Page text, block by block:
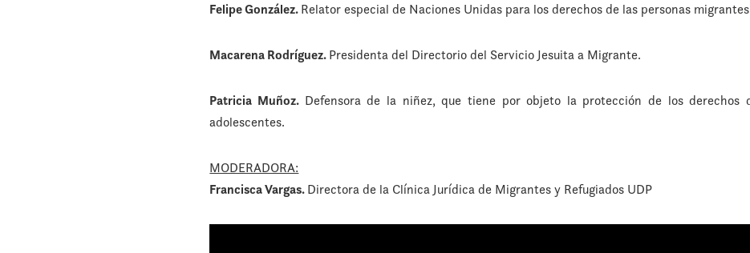
Felipe González.Relator especial de Naciones Unidas para los derechos de las personas
Macarena Rodríguez.Presidenta del Directorio del Servicio Jesuita a Migrante.
Patricia Muñoz. Defensora de la niñez, que tiene por objeto la protección de los derechos
adolescentes.
MODERADORA:
Francisca Vargas.Directora de la Clínica Jurídica de Migrantes y Refugiados UDP